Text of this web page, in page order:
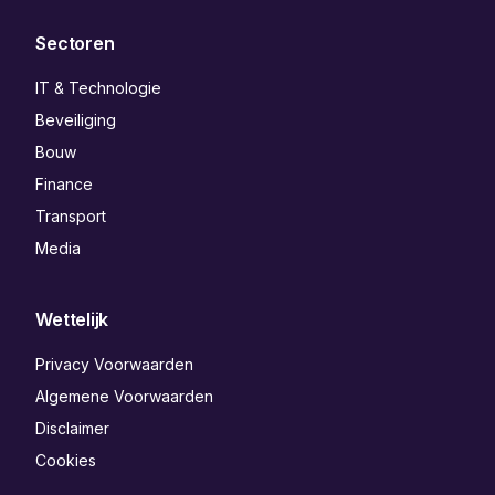
Sectoren
IT & Technologie
Beveiliging
Bouw
Finance
Transport
Media
Wettelijk
Privacy Voorwaarden
Algemene Voorwaarden
Disclaimer
Cookies